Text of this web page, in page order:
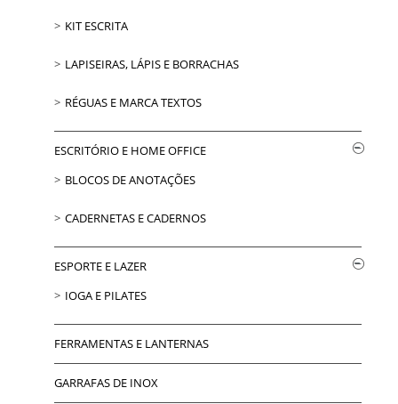
KIT ESCRITA
LAPISEIRAS, LÁPIS E BORRACHAS
RÉGUAS E MARCA TEXTOS
ESCRITÓRIO E HOME OFFICE
BLOCOS DE ANOTAÇÕES
CADERNETAS E CADERNOS
ESPORTE E LAZER
IOGA E PILATES
FERRAMENTAS E LANTERNAS
GARRAFAS DE INOX